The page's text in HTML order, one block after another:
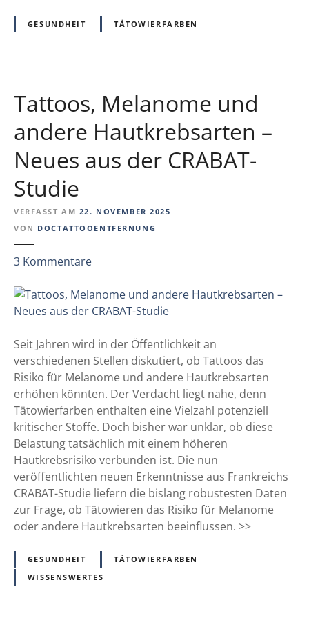
s
d
e
m
i
w
i
n
e
s
a
b
r
GESUNDHEIT TÄTOWIERFARBEN
Tattoos, Melanome und
andere Hautkrebsarten –
Neues aus der CRABAT-
Studie
VERFASST AM 22. NOVEMBER 2025
VON DOCTATTOOENTFERNUNG
3 Kommentarez
T
a
t
o
o
s
,
M
e
l
a
n
o
m
n
Seit Jahren wird in der Öffentlichkeit an
verschiedenen Stellen diskutiert, ob Tattoos das
Risiko für Melanome und andere Hautkrebsarten
erhöhen könnten. Der Verdacht liegt nahe, denn
Tätowierfarben enthalten eine Vielzahl potenziell
kritischer Stoffe. Doch bisher war unklar, ob diese
Belastung tatsächlich mit einem höheren
Hautkrebsrisiko verbunden ist. Die nun
veröffentlichten neuen Erkenntnisse aus Frankreichs
CRABAT-Studie liefern die bislang robustesten Daten
zur Frage, ob Tätowieren das Risiko für Melanome
oder andere Hautkrebsarten beeinflussen. >>
GESUNDHEIT
TÄTOWIERFARBEN
WISSENSWERTES